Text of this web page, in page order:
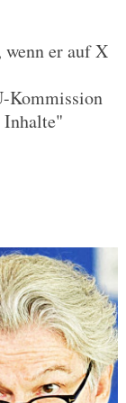
wenn er auf X
Kommission
Inhalte"